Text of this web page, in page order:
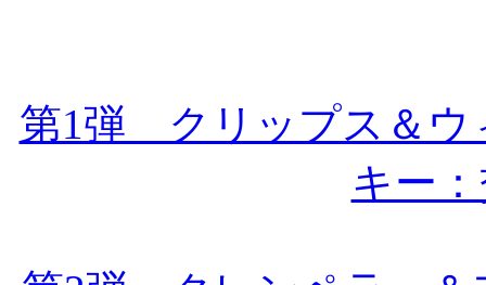
第1弾 クリップス＆ウ
キー